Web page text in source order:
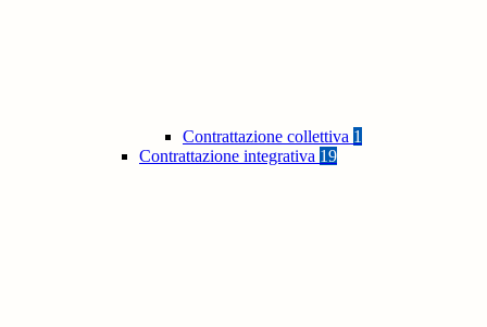
Contrattazione collettiva 1
Contrattazione integrativa 19